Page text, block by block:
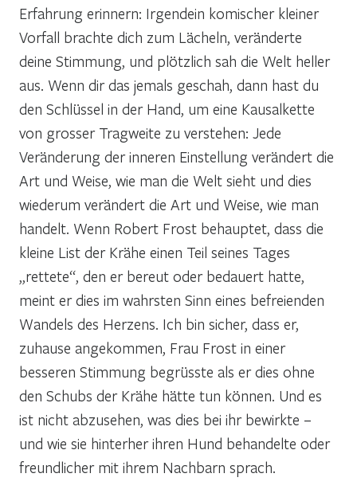
Erfahrung erinnern: Irgendein komischer kleiner
Vorfall brachte dich zum Lächeln, veränderte
deine Stimmung, und plötzlich sah die Welt heller
aus. Wenn dir das jemals geschah, dann hast du
den Schlüssel in der Hand, um eine Kausalkette
von grosser Tragweite zu verstehen: Jede
Veränderung der inneren Einstellung verändert die
Art und Weise, wie man die Welt sieht und dies
wiederum verändert die Art und Weise, wie man
handelt. Wenn Robert Frost behauptet, dass die
kleine List der Krähe einen Teil seines Tages
„rettete“, den er bereut oder bedauert hatte,
meint er dies im wahrsten Sinn eines befreienden
Wandels des Herzens. Ich bin sicher, dass er,
zuhause angekommen, Frau Frost in einer
besseren Stimmung begrüsste als er dies ohne
den Schubs der Krähe hätte tun können. Und es
ist nicht abzusehen, was dies bei ihr bewirkte –
und wie sie hinterher ihren Hund behandelte oder
freundlicher mit ihrem Nachbarn sprach.